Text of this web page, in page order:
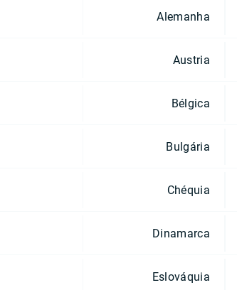
Alemanha
Austria
Bélgica
Bulgária
Chéquia
Dinamarca
Eslováquia